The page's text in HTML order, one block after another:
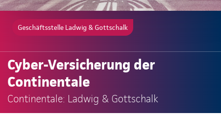
Geschäftsstelle Ladwig & Gottschalk
Cyber-Versicherung der
Continentale
Continentale: Ladwig & Gottschalk